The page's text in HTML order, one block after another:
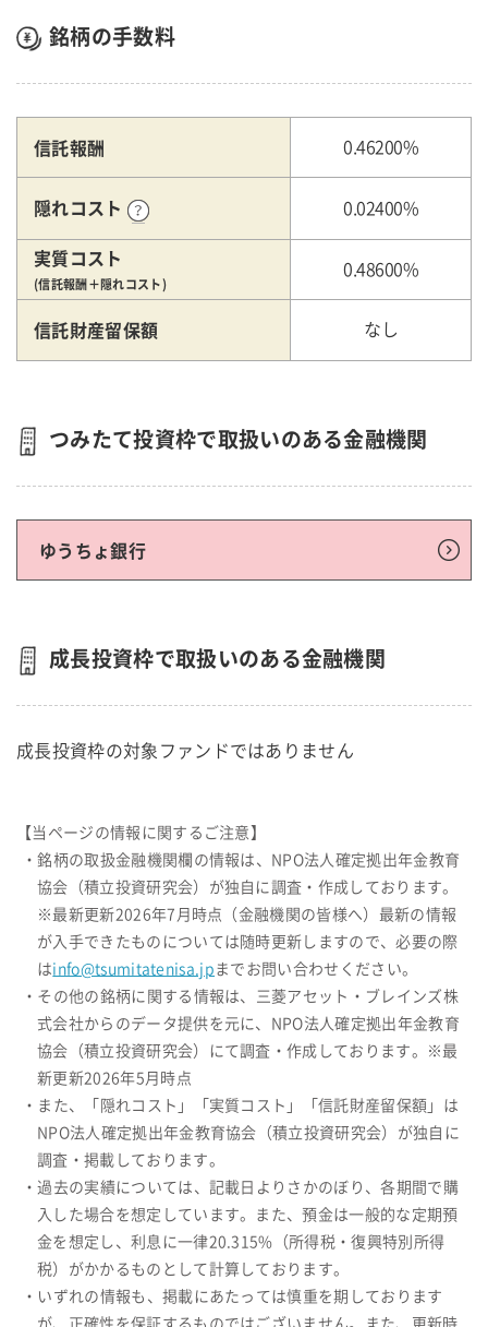
銘柄の手数料
信託報酬 0.46200%
隠れコスト 0.02400%
実質コスト
(信託報酬＋隠れコスト)
0.48600%
信託財産留保額 なし
つみたて投資枠で取扱いのある金融機関
ゆうちょ銀行
成長投資枠で取扱いのある金融機関
成長投資枠の対象ファンドではありません
【当ページの情報に関するご注意】
・銘柄の取扱金融機関欄の情報は、NPO法人確定拠出年金教育
協会（積立投資研究会）が独自に調査・作成しております。
※最新更新2026年7月時点（金融機関の皆様へ）最新の情報
が入手できたものについては随時更新しますので、必要の際
はinfo@tsumitatenisa.jp までお問い合わせください。
・その他の銘柄に関する情報は、三菱アセット・ブレインズ株
式会社からのデータ提供を元に、NPO法人確定拠出年金教育
協会（積立投資研究会）にて調査・作成しております。※最
新更新2026年5月時点
・また、「隠れコスト」「実質コスト」「信託財産留保額」は
NPO法人確定拠出年金教育協会（積立投資研究会）が独自に
調査・掲載しております。
・過去の実績については、記載日よりさかのぼり、各期間で購
入した場合を想定しています。また、預金は一般的な定期預
金を想定し、利息に一律20.315%（所得税・復興特別所得
税）がかかるものとして計算しております。
・いずれの情報も、掲載にあたっては慎重を期しております
が、正確性を保証するものではございません。また、更新時